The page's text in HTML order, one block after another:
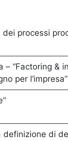
dei processi
– “Factoring &
per l’impresa”
definizione di